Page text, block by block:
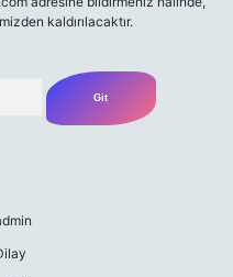
kaldırılacaktır.